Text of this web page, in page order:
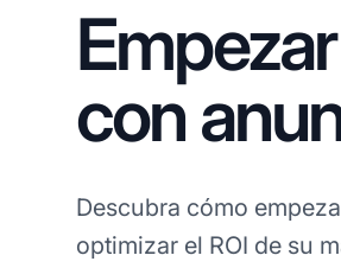
con
Descubra cómo
optimizar el ROI de su